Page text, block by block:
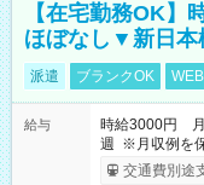
【在宅勤務OK】
ほぼなし▼新日本
派遣 ブランクOK
給与
時給3000円
週 ※月収例を
ービス利用可
交通費別途